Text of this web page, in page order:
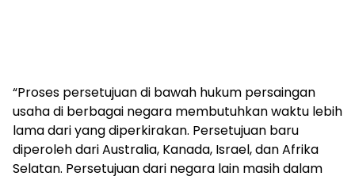
“Proses persetujuan di bawah hukum persaingan
usaha di berbagai negara membutuhkan waktu lebih
lama dari yang diperkirakan. Persetujuan baru
diperoleh dari Australia, Kanada, Israel, dan Afrika
Selatan. Persetujuan dari negara lain masih dalam